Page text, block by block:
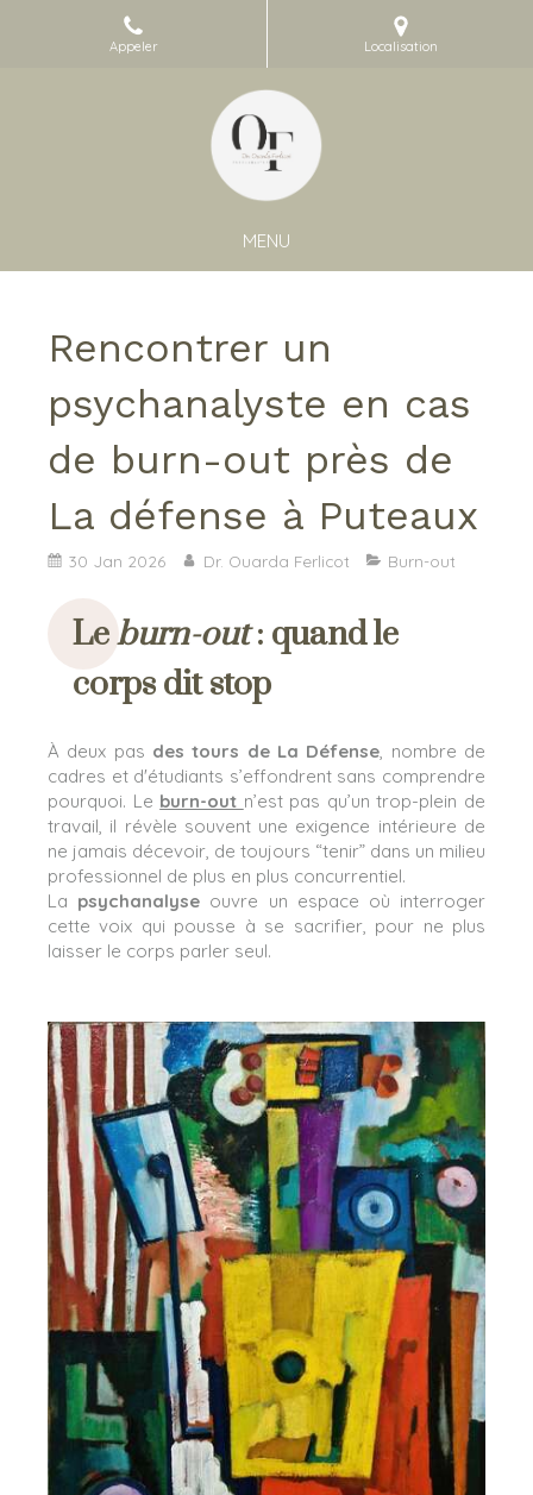
Appeler Localisation
MENU
Rencontrer un
psychanalyste en cas
de burn-out près de
La défense à Puteaux
30 Jan 2026 Dr. Ouarda Ferlicot Burn-out
Leburn-out: quand le
corps dit stop
À deux pas des tours de La Défense, nombre de
cadres et d'étudiants s’effondrent sans comprendre
pourquoi. Le burn-out n’est pas qu’un trop-plein de
travail, il révèle souvent une exigence intérieure de
ne jamais décevoir, de toujours “tenir” dans un milieu
professionnel de plus en plus concurrentiel.
La psychanalyse ouvre un espace où interroger
cette voix qui pousse à se sacrifier, pour ne plus
laisser le corps parler seul.